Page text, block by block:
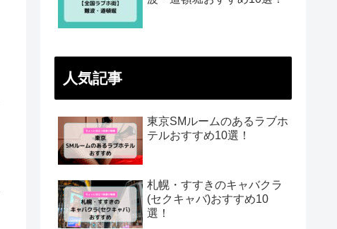
人気記事
東京SMルームのあるラブホ
テルおすすめ10選！
札幌・すすきのキャバクラ
(セクキャバ)おすすめ10
選！